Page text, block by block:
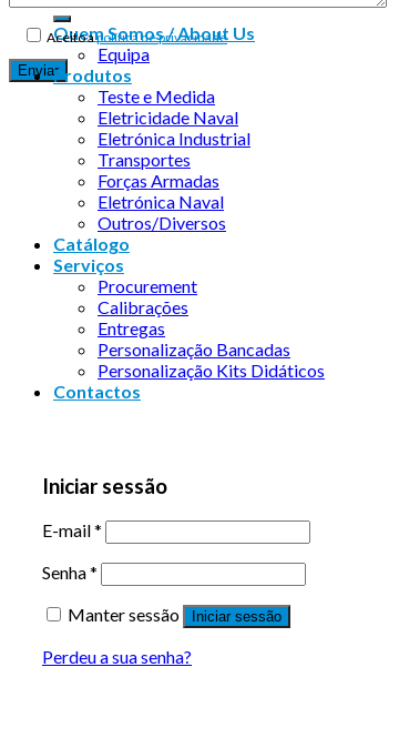
Aceito apolítica de privacidade
Quem Somos / About Us
Equipa
Produtos
Teste e Medida
Eletricidade Naval
Eletrónica Industrial
Transportes
Forças Armadas
Eletrónica Naval
Outros/Diversos
Catálogo
Serviços
Procurement
Calibrações
Entregas
Personalização Bancadas
Personalização Kits Didáticos
Contactos
Iniciar sessão
E-mail*
Senha*
Manter sessão
Iniciar sessão
Perdeu a sua senha?